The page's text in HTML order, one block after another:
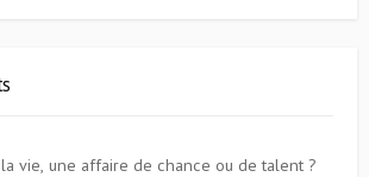
vie, une affaire de chance ou de talent ?